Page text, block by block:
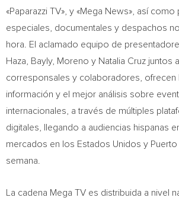
«Paparazzi TV», y «Mega News», así
especiales, documentales y despachos
hora. El aclamado equipo de
Haza, Bayly, Moreno y Natalia Cruz juntos
corresponsales y colaboradores, ofrecen
información y el mejor análisis sobre
internacionales, a través de múltiples
digitales, llegando a audiencias hispanas
mercados en los Estados Unidos y Puerto
semana.
La cadena Mega TV es distribuida a nivel